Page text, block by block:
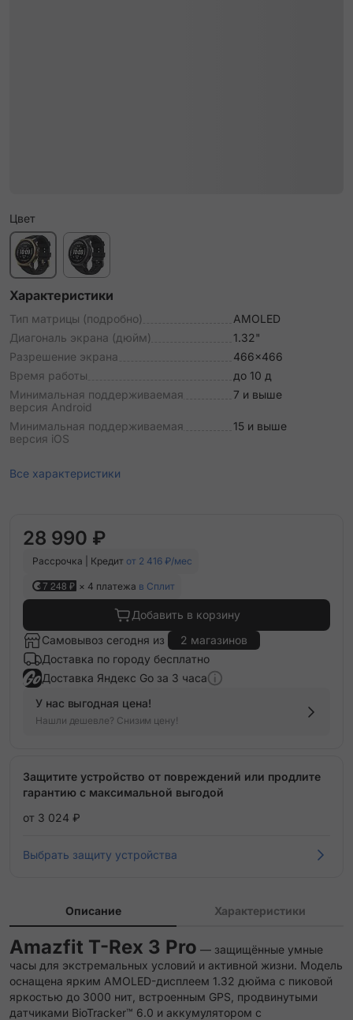
Цвет
Характеристики
Тип матрицы (подробно)
AMOLED
Диагональ экрана (дюйм)
1.32"
Разрешение экрана
466x466
Время работы
до 10 д
Минимальная поддерживаемая
версия Android
7 и выше
Минимальная поддерживаемая
версия iOS
15 и выше
Все характеристики
28 990 ₽
Рассрочка | Кредит от 2 416 ₽/мес
7 248 ₽ × 4 платежа в Сплит
Добавить в корзину
Самовывоз сегодня из
2 магазинов
Доставка по городу бесплатно
Доставка Яндекс Go за 3 часа
У нас выгодная цена!
Нашли дешевле? Снизим цену!
Защитите устройство от повреждений или продлите
гарантию с максимальной выгодой
от 3 024 ₽
Выбрать защиту устройства
Описание Характеристики
Amazfit T-Rex 3 Pro — защищённые умные
часы для экстремальных условий и активной жизни. Модель
оснащена ярким AMOLED-дисплеем 1.32 дюйма с пиковой
яркостью до 3000 нит, встроенным GPS, продвинутыми
датчиками BioTracker™ 6.0 и аккумулятором с